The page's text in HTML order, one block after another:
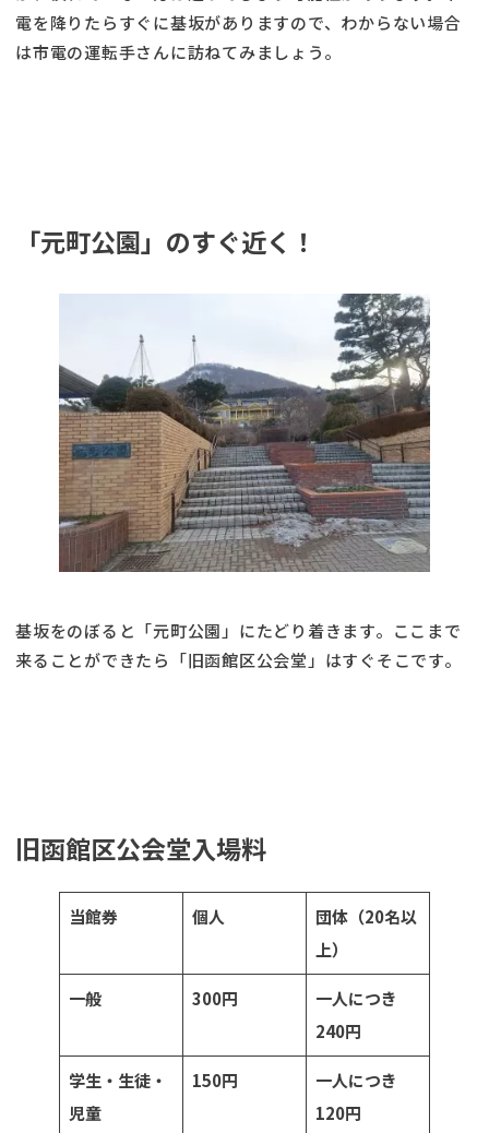
電を降りたらすぐに基坂がありますので、わからない場合
は市電の運転手さんに訪ねてみましょう。
「元町公園」のすぐ近く！
基坂をのぼると「元町公園」にたどり着きます。ここまで
来ることができたら「旧函館区公会堂」はすぐそこです。
旧函館区公会堂入場料
当館券 個人
団体（20名以
上）
一般 300円
一人につき
240円
学生・生徒・
児童
150円
一人につき
120円